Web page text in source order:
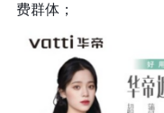
费群体；